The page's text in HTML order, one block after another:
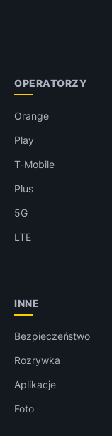
OPERATORZY
Orange
Play
T-Mobile
Plus
5G
LTE
INNE
Bezpieczeństwo
Rozrywka
Aplikacje
Foto